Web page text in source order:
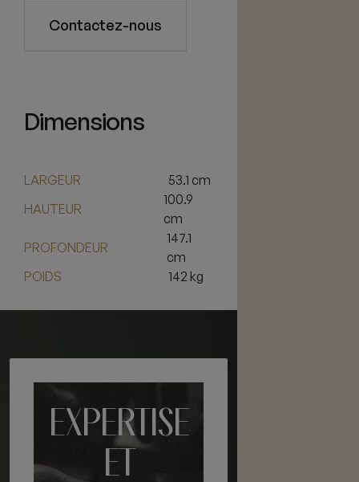
Contactez-nous
Dimensions
LARGEUR
53.1 cm
HAUTEUR
100.9
cm
PROFONDEUR
147.1
cm
POIDS
142 kg
EXPERTISE
ET